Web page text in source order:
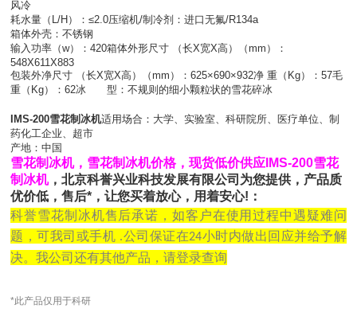
风冷
耗水量（L/H）：≤2.0压缩机/制冷剂：进口无氟/R134a
箱体外壳：不锈钢
输入功率（w）：420箱体外形尺寸 （长X宽X高）（mm）：
548X611X883
包装外净尺寸 （长X宽X高）（mm）：625×690×932净 重（Kg）：57毛
重（Kg）：62冰 型：不规则的细小颗粒状的雪花碎冰
IMS-200雪花制冰机适用场合：大学、实验室、科研院所、医疗单位、制
药化工企业、超市
产地：中国
雪花制冰机，雪花制冰机价格，现货低价供应IMS-200雪花
制冰机，北京科誉兴业科技发展有限公司为您提供，产品质
优价低，售后*，让您买着放心，用着安心!：
科誉雪花制冰机售后承诺，如客户在使用过程中遇疑难问
题，可我司 或手机 .公司保证在24小时内做出回应并给予解
决。我公司还有其他产品，请登录查询
*此产品仅用于科研